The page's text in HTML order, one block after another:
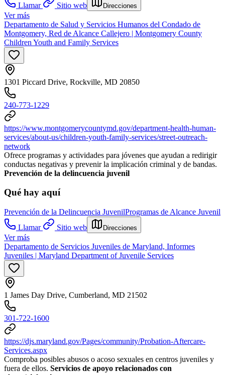
Llamar
Sitio web Direcciones
Ver más
Departamento de Salud y Servicios Humanos del Condado de
Montgomery, Red de Alcance Callejero | Montgomery County
Children Youth and Family Services
1301 Piccard Drive, Rockville, MD 20850
240-773-1229
https://www.montgomerycountymd.gov/department-health-human-
services/about-us/children-youth-family-services/street-outreach-
network
Ofrece programas y actividades para jóvenes que ayudan a redirigir
conductas negativas y prevenir la implicación criminal y de bandas.
Prevención de la delincuencia juvenil
Qué hay aquí
Prevención de la Delincuencia JuvenilProgramas de Alcance Juvenil
Llamar
Sitio web Direcciones
Ver más
Departamento de Servicios Juveniles de Maryland, Informes
Juveniles | Maryland Department of Juvenile Services
1 James Day Drive, Cumberland, MD 21502
301-722-1600
https://djs.maryland.gov/Pages/community/Probation-Aftercare-
Services.aspx
Comproba posibles abusos o acoso sexuales en centros juveniles y
fuera de ellos. Servicios de apoyo relacionados con